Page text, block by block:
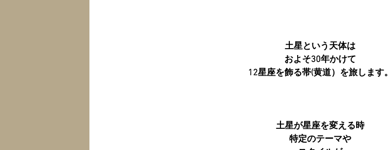
土星という天体は
およそ30年かけて
12星座を飾る帯(黄道）を旅します。
土星が星座を変える時
特定のテーマや